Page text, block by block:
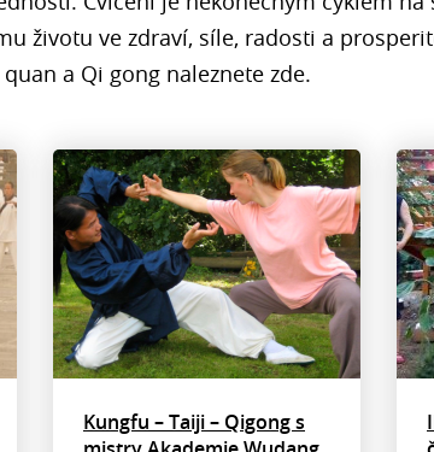
životu ve zdraví, síle, radosti a
a Qi gong naleznete zde.
Kungfu – Taiji – Qigong s